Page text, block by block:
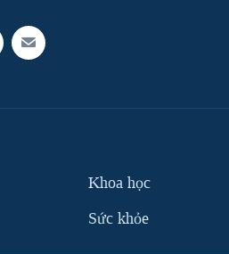
Khoa học
Sức khỏe